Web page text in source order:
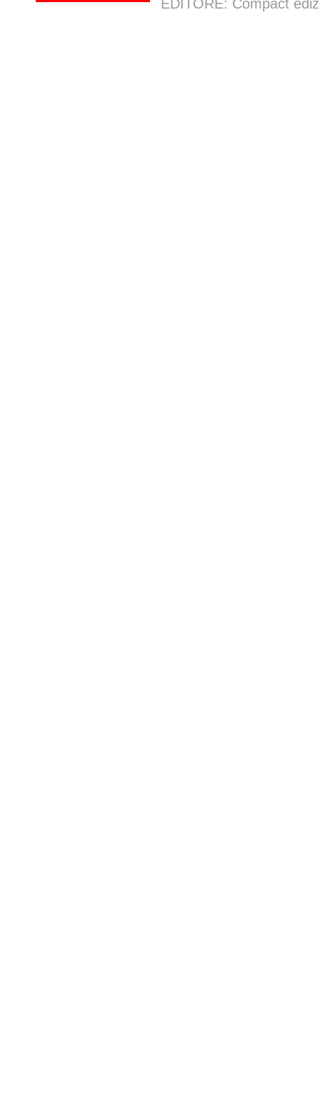
EDITORE: Compact